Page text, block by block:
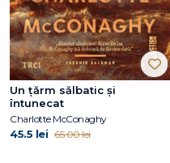
Un țărm sălbatic și
întunecat
Charlotte McConaghy
45.5 lei 65.00 lei